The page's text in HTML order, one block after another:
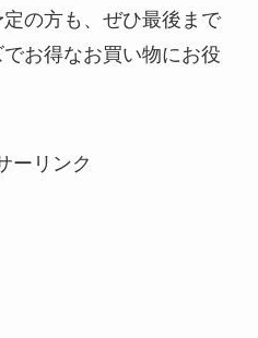
の方も、ぜひ最後まで
お得なお買い物にお役
ーリンク